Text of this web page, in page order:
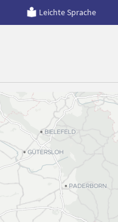
Leichte Sprache